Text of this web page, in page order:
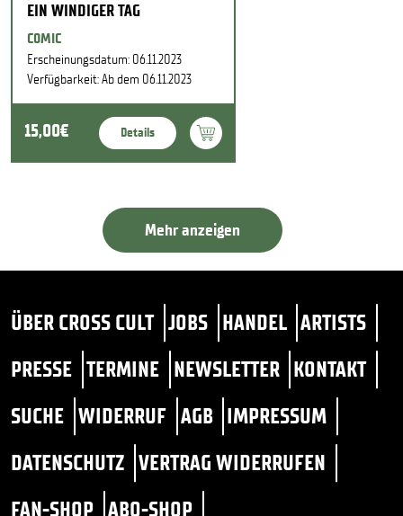
EIN WINDIGER TAG
COMIC
Erscheinungsdatum: 06.11.2023
Verfügbarkeit: Ab dem 06.11.2023
15,00€ Details
Mehr anzeigen
ÜBER CROSS CULT JOBS HANDEL ARTISTS
PRESSE TERMINE NEWSLETTER KONTAKT
SUCHE WIDERRUF AGB IMPRESSUM
DATENSCHUTZ VERTRAG WIDERRUFEN
FAN-SHOP ABO-SHOP